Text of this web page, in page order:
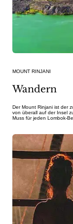
MOUNT RINJANI
Wandern
Der Mount Rinjani ist der
von überall auf der Insel
Muss für jeden Lombok-